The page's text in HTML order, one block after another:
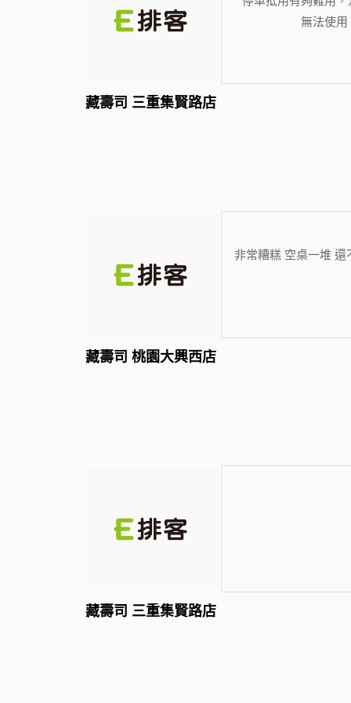
無法使
藏壽司 三重集賢路店
非常糟糕 空桌一堆
藏壽司 桃園大興西店
藏壽司 三重集賢路店